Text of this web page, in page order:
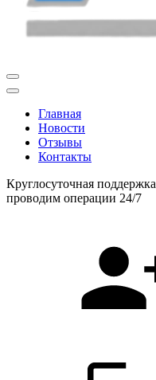
Главная
Новости
Отзывы
Контакты
Круглосуточная поддержка
проводим операции 24/7